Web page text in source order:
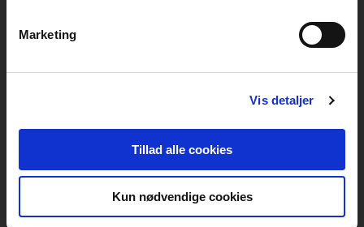
Marketing
Vis detaljer
Tillad alle cookies
Kun nødvendige cookies
1120 København K
+45 70 23 40 80
info@akademisk.dk